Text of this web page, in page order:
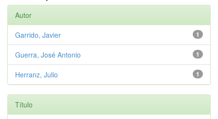
Autor
1
Garrido, Javier
1
Guerra, José Antonio
1
Herranz, Julio
Título